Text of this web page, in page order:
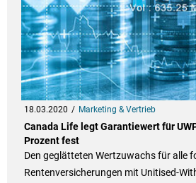
18.03.2020 Marketing & Vertrieb
Canada Life legt Garantiewert für
Prozent fest
Den geglätteten Wertzuwachs für alle
Rentenversicherungen mit Unitised-